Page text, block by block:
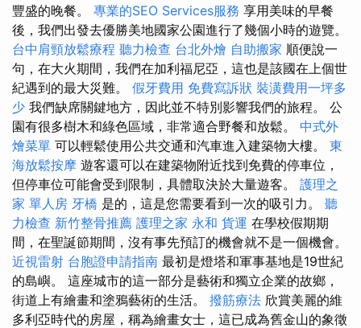
豐盛的晚餐。 專業的SEO Services服務 享用美味的早餐
後，我們出發去優勝美地國家公園進行了幾個小時的遊覽。
台中肩頸放鬆療程 聽力檢查 台北外燴 自助搬家 順便說一
句，在大火期間，我們在加利福尼亞，這也是該國在上個世
紀遇到的最大災難。 假牙費用 免費寫訴狀 裝潢費用一坪多
少 我們缺席關鍵地方，因此並不特別影響我們的旅程。 公
園有很多樹木和綠色區域，非常適合野餐和放鬆。 中式外
燴菜單 可以輕鬆使用公共交通和汽車進入建築物大樓。 東
海放鬆按摩 遊客還可以在建築物附近找到免費的停車位，
但停車位可能會受到限制，具體取決於大量遊客。 護理之
家 單人房 牙橋 是的，這是您需要看到一次的吸引力。 聽
力檢查 新竹整骨推薦 護理之家 永和 貨運 在學校假期期
間，在聖誕節期間，沒有事先預訂的機會就不是一個機會。
近視雷射 台胞證申請指南 最初是燈塔和軍事基地是19世紀
的島嶼。 這座城市的這一部分是藝術和獨立企業的故鄉，
街道上有繪畫和塗鴉藝術的生活。 撥筋療法 欣賞美麗的維
多利亞時代的房屋，稱為繪畫女士，這已成為舊金山的象徵